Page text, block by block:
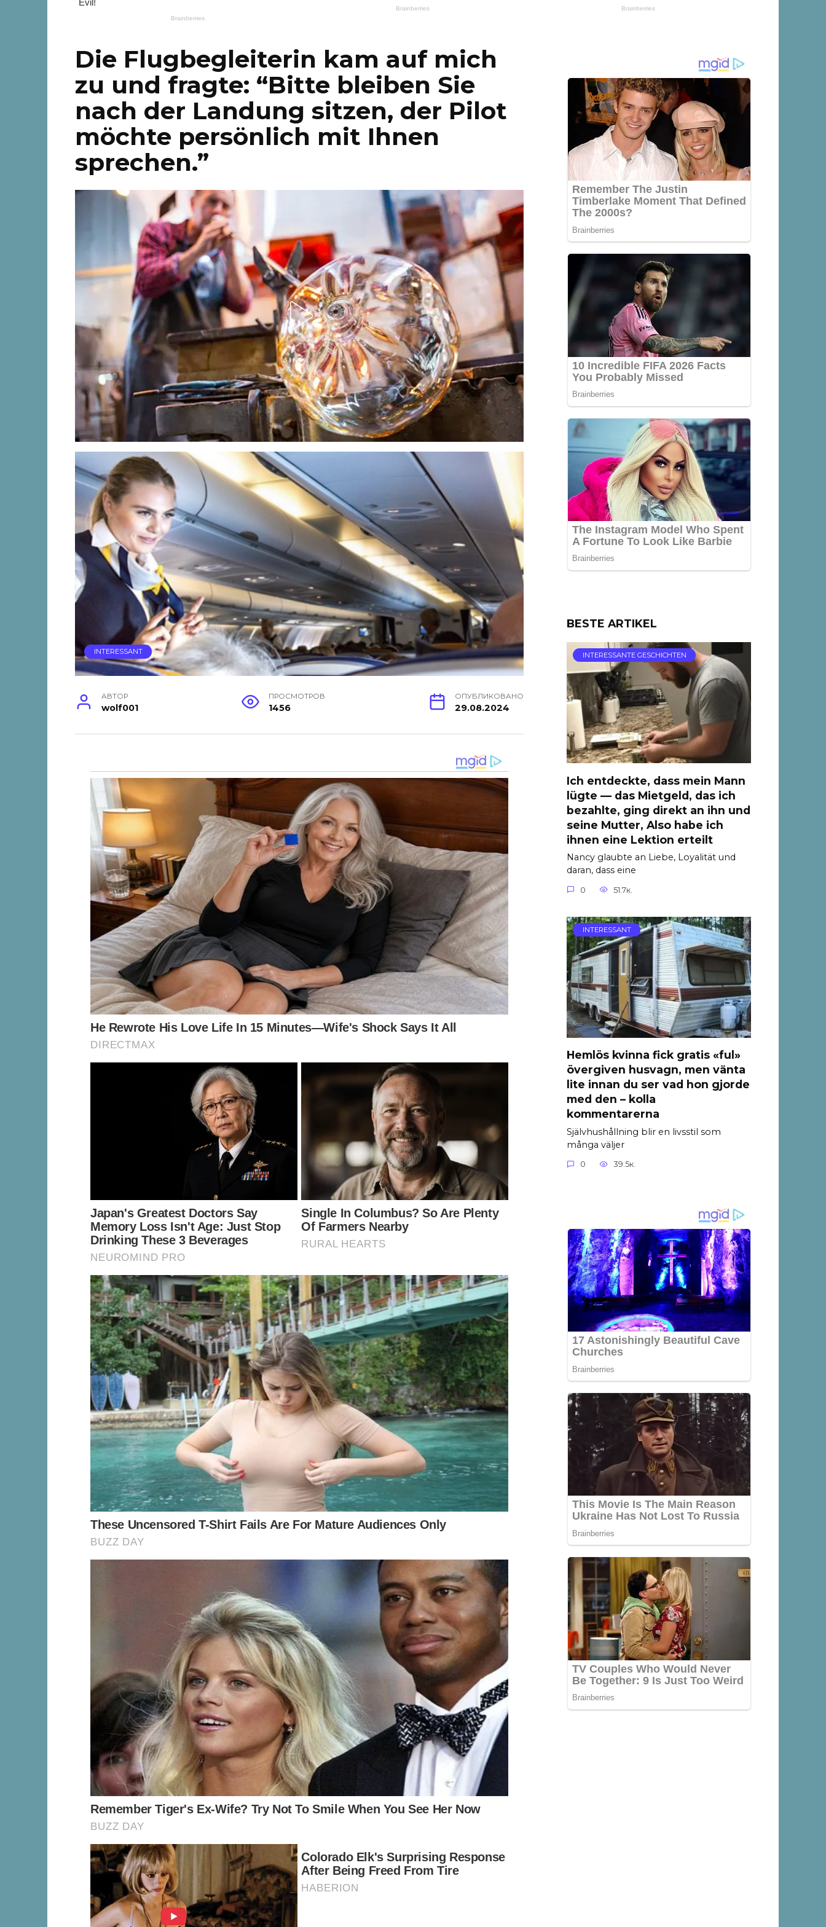
Die Flugbegleiterin kam auf mich
zu und fragte: “Bitte bleiben Sie
nach der Landung sitzen, der Pilot
möchte persönlich mit Ihnen
sprechen.”
INTERESSANT
АВТОР
wolf001
ПРОСМОТРОВ
1456
ОПУБЛИКОВАНО
29.08.2024
BESTE ARTIKEL
INTERESSANTE GESCHICHTEN
Ich entdeckte, dass mein Mann
lügte — das Mietgeld, das ich
bezahlte, ging direkt an ihn und
seine Mutter, Also habe ich
ihnen eine Lektion erteilt
Nancy glaubte an Liebe, Loyalität und
daran, dass eine
0 51.7к.
INTERESSANT
Hemlös kvinna fick gratis «ful»
övergiven husvagn, men vänta
lite innan du ser vad hon gjorde
med den – kolla
kommentarerna
Självhushållning blir en livsstil som
många väljer
0 39.5к.